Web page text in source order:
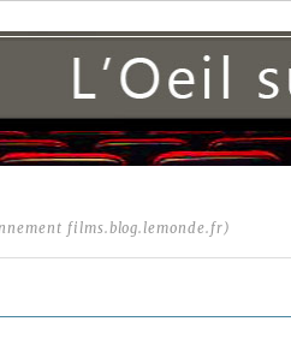
films.blog.lemonde.fr)